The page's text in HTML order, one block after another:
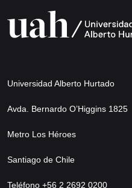
Universidad Alberto Hurtado
Avda. Bernardo O’Higgins 1825
Metro Los Héroes
Santiago de Chile
Teléfono +56 2 2692 0200